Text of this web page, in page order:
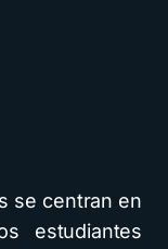
se centran en
estudiantes